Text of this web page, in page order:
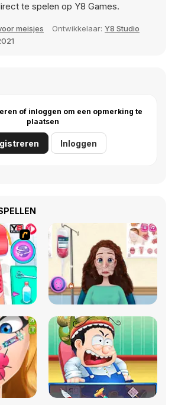
te spelen op Y8 Games.
meisjes Ontwikkelaar: Y8 Studio
of inloggen om een opmerking te
plaatsen
Inloggen